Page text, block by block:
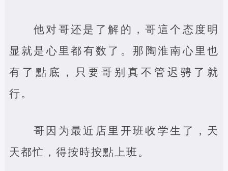
他对哥还是了解的，哥這个态度明
显就是心里都有数了。那陶淮南心里也
有了點底，只要哥别真不管迟骋了就
行。
哥因为最近店里开班收学生了，天
天都忙，得按時按點上班。